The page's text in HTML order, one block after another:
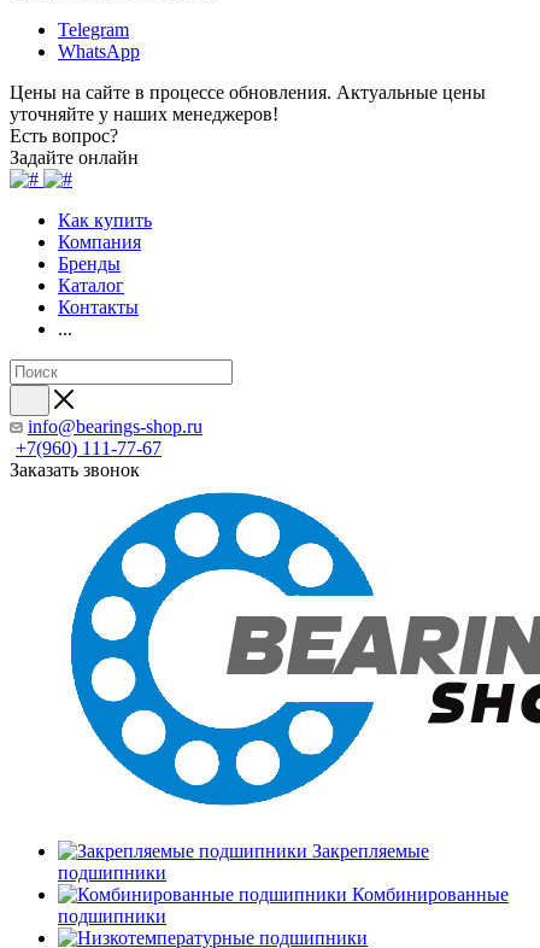
Telegram
WhatsApp
Цены на сайте в процессе обновления. Актуальные цены
уточняйте у наших менеджеров!
Есть вопрос?
Задайте онлайн
Как купить
Компания
Бренды
Каталог
Контакты
...
info@bearings-shop.ru
+7(960) 111-77-67
Заказать звонок
Закрепляемые
подшипники
Комбинированные
подшипники